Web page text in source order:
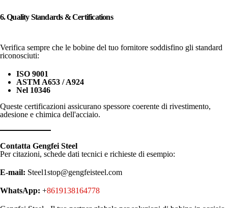
6. Quality Standards & Certifications
Verifica sempre che le bobine del tuo fornitore soddisfino gli standard
riconosciuti:
ISO 9001
ASTM A653 / A924
Nel 10346
Queste certificazioni assicurano spessore coerente di rivestimento,
adesione e chimica dell'acciaio.
Contatta Gengfei Steel
Per citazioni, schede dati tecnici e richieste di esempio:
E-mail: Steel1stop@gengfeisteel.com
WhatsApp: +8619138164778